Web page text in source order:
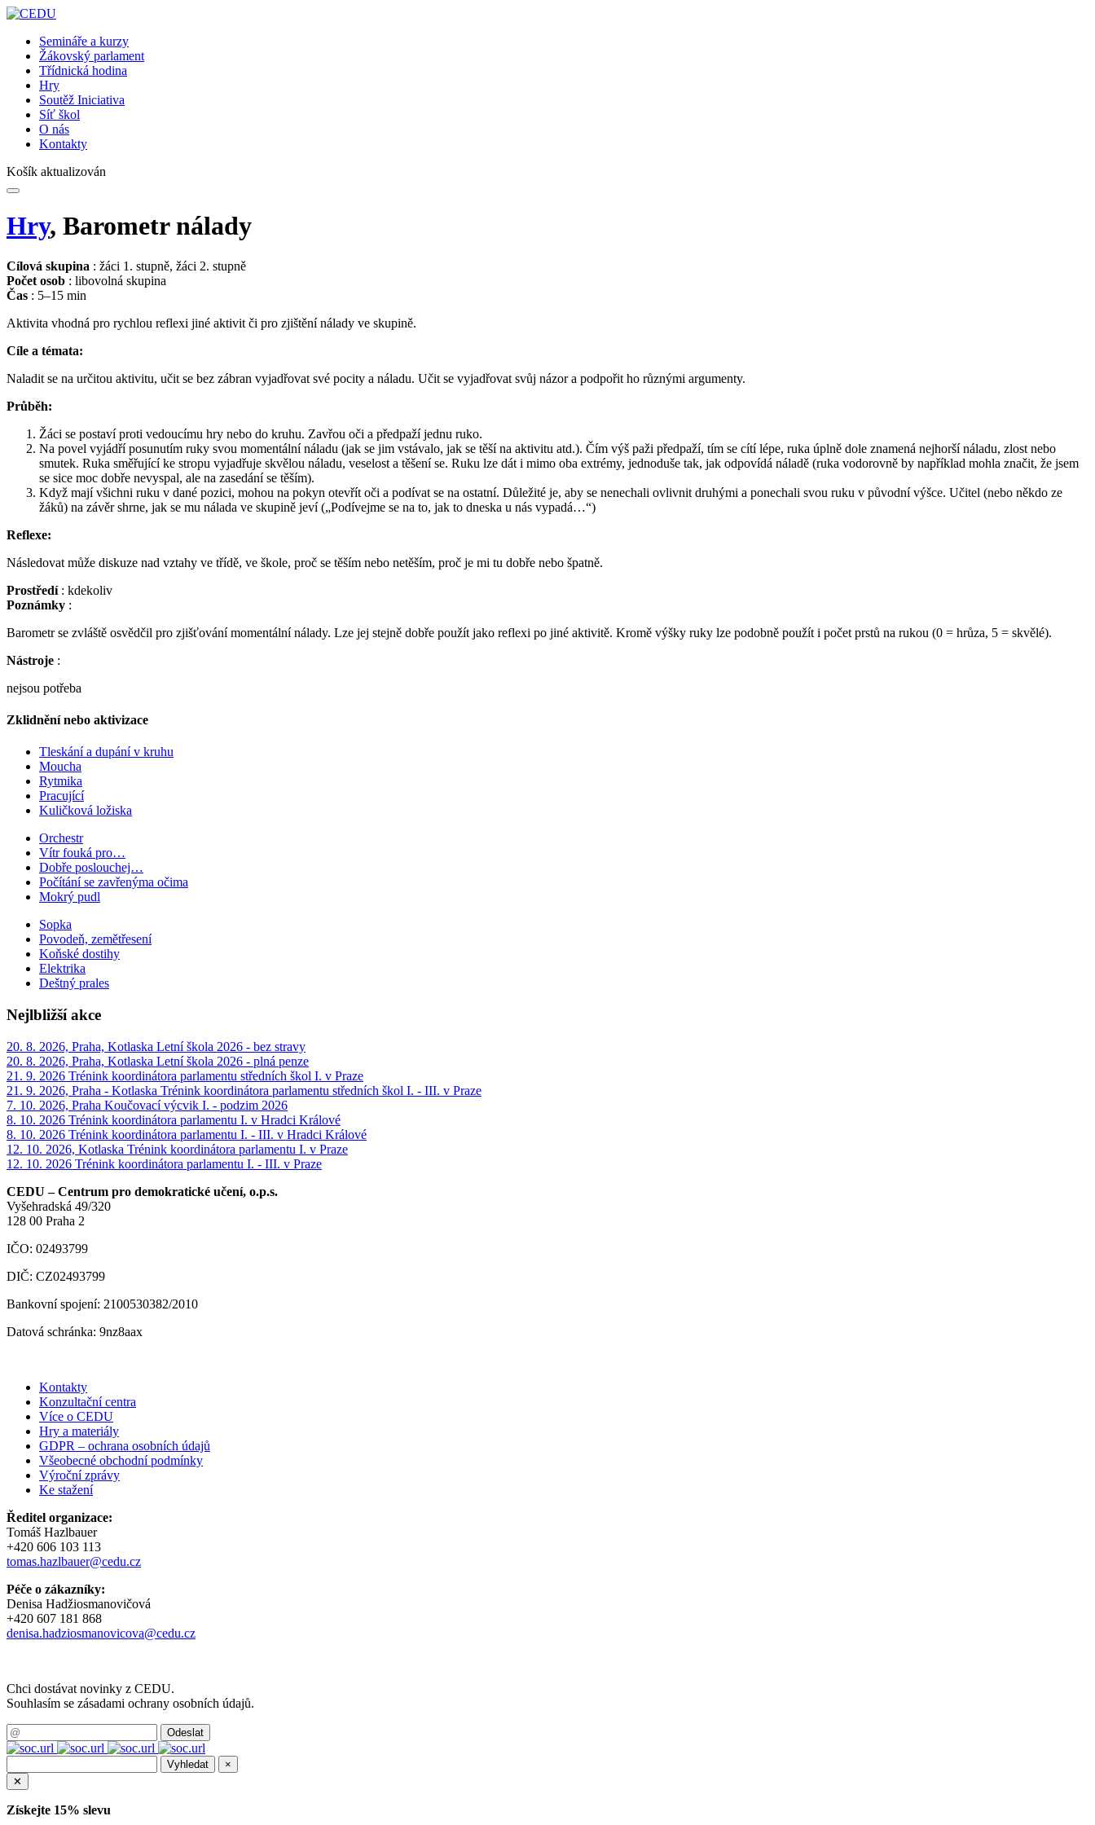
Semináře a kurzy
Žákovský parlament
Třídnická hodina
Hry
Soutěž Iniciativa
Síť škol
O nás
Kontakty
Košík aktualizován
Hry, Barometr nálady
Cílová skupina : žáci 1. stupně, žáci 2. stupně
Počet osob : libovolná skupina
Čas : 5–15 min
Aktivita vhodná pro rychlou reflexi jiné aktivit či pro zjištění nálady ve skupině.
Cíle a témata:
Naladit se na určitou aktivitu, učit se bez zábran vyjadřovat své pocity a náladu. Učit se vyjadřovat svůj názor a podpořit ho různými argumenty.
Průběh:
Žáci se postaví proti vedoucímu hry nebo do kruhu. Zavřou oči a předpaží jednu ruko.
Na povel vyjádří posunutím ruky svou momentální náladu (jak se jim vstávalo, jak se těší na aktivitu atd.). Čím výš paži předpaží, tím se cítí lépe, ruka úplně dole znamená nejhorší náladu, zlost nebo
smutek. Ruka směřující ke stropu vyjadřuje skvělou náladu, veselost a těšení se. Ruku lze dát i mimo oba extrémy, jednoduše tak, jak odpovídá náladě (ruka vodorovně by například mohla značit, že jsem
se sice moc dobře nevyspal, ale na zasedání se těším).
Když mají všichni ruku v dané pozici, mohou na pokyn otevřít oči a podívat se na ostatní. Důležité je, aby se nenechali ovlivnit druhými a ponechali svou ruku v původní výšce. Učitel (nebo někdo ze
žáků) na závěr shrne, jak se mu nálada ve skupině jeví („Podívejme se na to, jak to dneska u nás vypadá…“)
Reflexe:
Následovat může diskuze nad vztahy ve třídě, ve škole, proč se těším nebo netěším, proč je mi tu dobře nebo špatně.
Prostředí : kdekoliv
Poznámky :
Barometr se zvláště osvědčil pro zjišťování momentální nálady. Lze jej stejně dobře použít jako reflexi po jiné aktivitě. Kromě výšky ruky lze podobně použít i počet prstů na rukou (0 = hrůza, 5 = skvělé).
Nástroje :
nejsou potřeba
Zklidnění nebo aktivizace
Tleskání a dupání v kruhu
Moucha
Rytmika
Pracující
Kuličková ložiska
Orchestr
Vítr fouká pro…
Dobře poslouchej…
Počítání se zavřenýma očima
Mokrý pudl
Sopka
Povodeň, zemětřesení
Koňské dostihy
Elektrika
Deštný prales
Nejlbližší akce
20. 8. 2026, Praha, Kotlaska Letní škola 2026 - bez stravy
20. 8. 2026, Praha, Kotlaska Letní škola 2026 - plná penze
21. 9. 2026 Trénink koordinátora parlamentu středních škol I. v Praze
21. 9. 2026, Praha - Kotlaska Trénink koordinátora parlamentu středních škol I. - III. v Praze
7. 10. 2026, Praha Koučovací výcvik I. - podzim 2026
8. 10. 2026 Trénink koordinátora parlamentu I. v Hradci Králové
8. 10. 2026 Trénink koordinátora parlamentu I. - III. v Hradci Králové
12. 10. 2026, Kotlaska Trénink koordinátora parlamentu I. v Praze
12. 10. 2026 Trénink koordinátora parlamentu I. - III. v Praze
CEDU – Centrum pro demokratické učení, o.p.s.
Vyšehradská 49/320
128 00 Praha 2
IČO: 02493799
DIČ: CZ02493799
Bankovní spojení: 2100530382/2010
Datová schránka: 9nz8aax
Kontakty
Konzultační centra
Více o CEDU
Hry a materiály
GDPR – ochrana osobních údajů
Všeobecné obchodní podmínky
Výroční zprávy
Ke stažení
Ředitel organizace:
Tomáš Hazlbauer
+420 606 103 113
tomas.hazlbauer@cedu.cz
Péče o zákazníky:
Denisa Hadžiosmanovičová
+420 607 181 868
denisa.hadziosmanovicova@cedu.cz
Chci dostávat novinky z CEDU.
Souhlasím se zásadami ochrany osobních údajů.
×
✕
Získejte 15% slevu